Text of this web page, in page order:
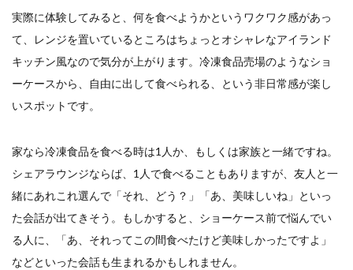
実際に体験してみると、何を食べようかというワクワク感があっ
て、レンジを置いているところはちょっとオシャレなアイランド
キッチン風なので気分が上がります。冷凍食品売場のようなショ
ーケースから、自由に出して食べられる、という非日常感が楽し
いスポットです。
家なら冷凍食品を食べる時は1人か、もしくは家族と一緒ですね。
シェアラウンジならば、1人で食べることもありますが、友人と一
緒にあれこれ選んで「それ、どう？」「あ、美味しいね」といっ
た会話が出てきそう。もしかすると、ショーケース前で悩んでい
る人に、「あ、それってこの間食べたけど美味しかったですよ」
などといった会話も生まれるかもしれません。